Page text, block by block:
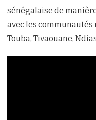
sénégalaise de
avec les communautés
Touba, Tivaouane,